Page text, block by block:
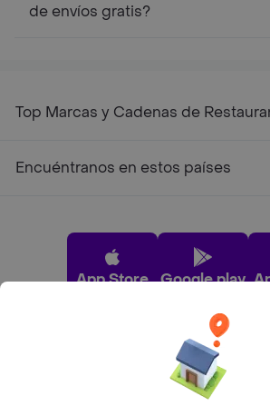
de envíos gratis?
Top Marcas y Cadenas de
Encuéntranos en estos países
App Store Google play
Pide tu comida favorita cerca de ti